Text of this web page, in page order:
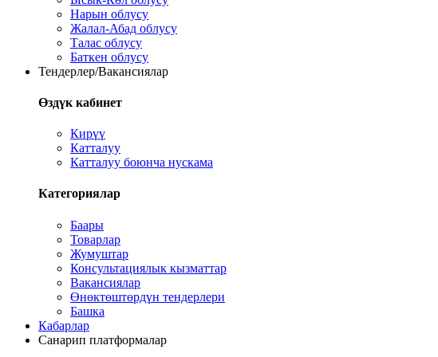
Нарын облусу
Жалал-Абад облусу
Талас облусу
Баткен облусу
Тендерлер/Вакансиялар
Өздүк кабинет
Кирүү
Катталуу
Катталуу боюнча нускама
Категориялар
Баары
Товарлар
Жумуштар
Консультациялык кызматтар
Вакансиялар
Өнөктөштөрдүн тендерлери
Башка
Кабарлар
Санарип платформалар